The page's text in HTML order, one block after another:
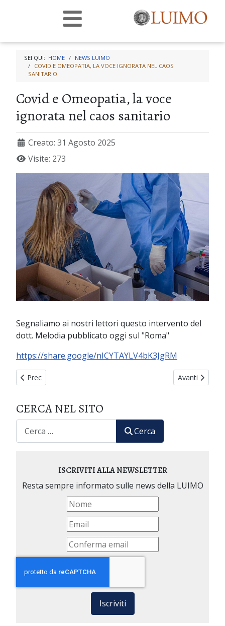
SEI QUI: HOME
NEWS LUIMO
COVID E OMEOPATIA, LA VOCE IGNORATA NEL CAOS
SANITARIO
Covid e Omeopatia, la voce
ignorata nel caos sanitario
Creato: 31 Agosto 2025
Visite: 273
Segnaliamo ai nostri lettori questo intervento del
dott. Melodia pubblicato oggi sul "Roma"
https://share.google/nICYTAYLV4bK3JgRM
Articolo precedente: 29° Seminario Internazionale di Medicina
Prec Articolo
Avanti
CERCA NEL SITO
Cerca
ISCRIVITI ALLA NEWSLETTER
Resta sempre informato sulle news della LUIMO
Iscriviti